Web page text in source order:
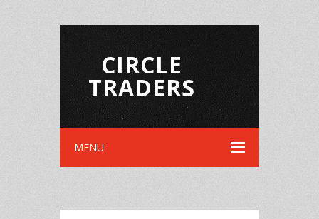
CIRCLE
TRADERS
MENU